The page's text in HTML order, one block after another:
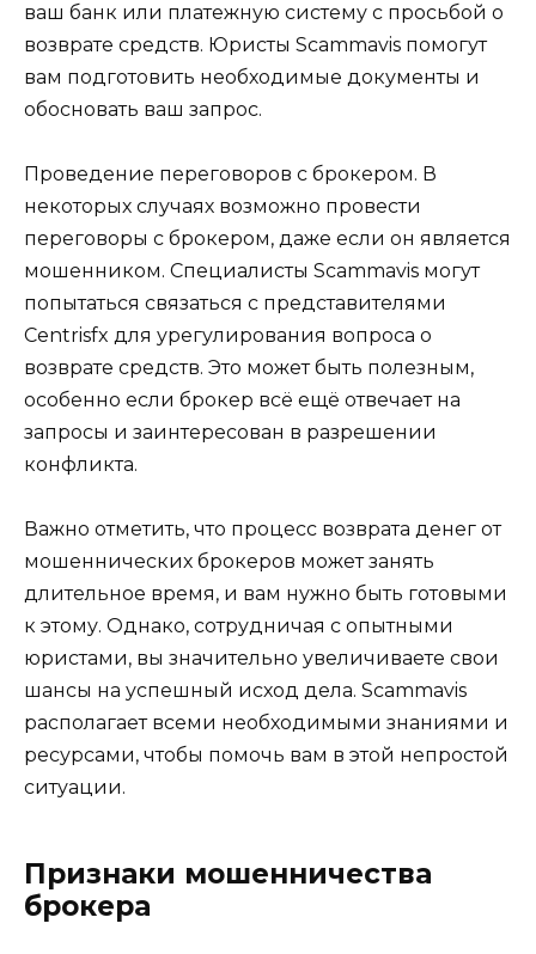
ваш банк или платежную систему с просьбой о
возврате средств. Юристы Scammavis помогут
вам подготовить необходимые документы и
обосновать ваш запрос.
Проведение переговоров с брокером. В
некоторых случаях возможно провести
переговоры с брокером, даже если он является
мошенником. Специалисты Scammavis могут
попытаться связаться с представителями
Centrisfx для урегулирования вопроса о
возврате средств. Это может быть полезным,
особенно если брокер всё ещё отвечает на
запросы и заинтересован в разрешении
конфликта.
Важно отметить, что процесс возврата денег от
мошеннических брокеров может занять
длительное время, и вам нужно быть готовыми
к этому. Однако, сотрудничая с опытными
юристами, вы значительно увеличиваете свои
шансы на успешный исход дела. Scammavis
располагает всеми необходимыми знаниями и
ресурсами, чтобы помочь вам в этой непростой
ситуации.
Признаки мошенничества
брокера